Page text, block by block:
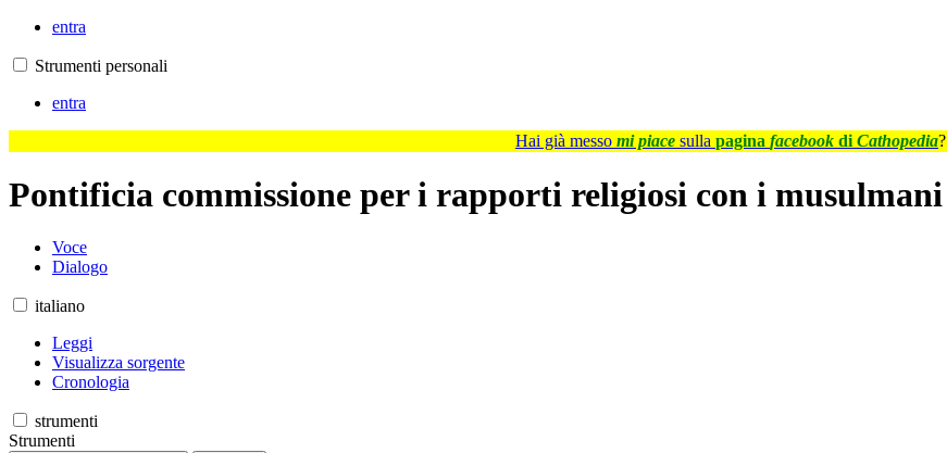
entra
Strumenti personali
entra
Hai già messo mi piace sulla pagina facebook di Cathopedia?
Pontificia commissione per i rapporti religiosi con i musulmani
Voce
Dialogo
italiano
Leggi
Visualizza sorgente
Cronologia
strumenti
Strumenti